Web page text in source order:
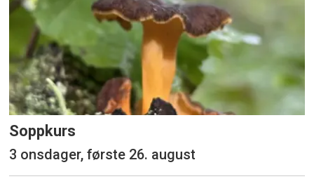
Soppkurs
3 onsdager, første 26. august